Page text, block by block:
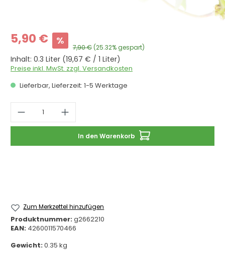
Verkaufspreis:
5,90 € %
Regulärer Preis:
7,90 € (25.32% gespart)
Inhalt: 0.3 Liter (19,67 € / 1 Liter)
Preise inkl. MwSt. zzgl. Versandkosten
Lieferbar, Lieferzeit: 1-5 Werktage
Produkt Anzahl: Gib den
In den Warenkorb
Zum Merkzettel hinzufügen
Produktnummer:g2662210
EAN: 4260011570466
Gewicht:0.35 kg